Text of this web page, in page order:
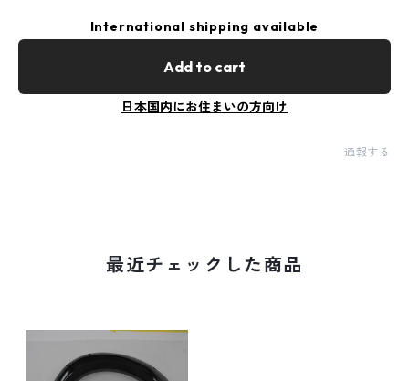
International shipping available
Add to cart
日本国内にお住まいの方向け
通報する
最近チェックした商品